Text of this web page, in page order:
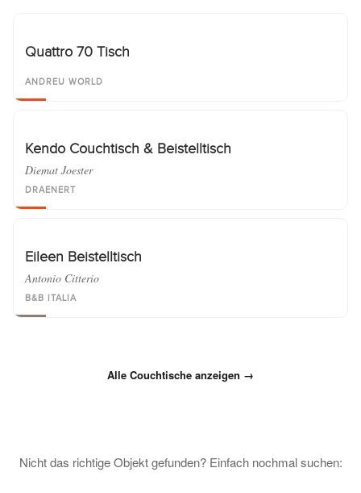
Quattro 70 Tisch
ANDREU WORLD
Kendo Couchtisch & Beistelltisch
Diemat Joester
DRAENERT
Eileen Beistelltisch
Antonio Citterio
B&B ITALIA
Alle Couchtische anzeigen →
Nicht das richtige Objekt gefunden? Einfach nochmal suchen: